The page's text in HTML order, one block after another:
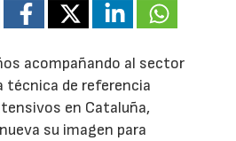
acompañando al sector
de referencia
en Cataluña,
su imagen para